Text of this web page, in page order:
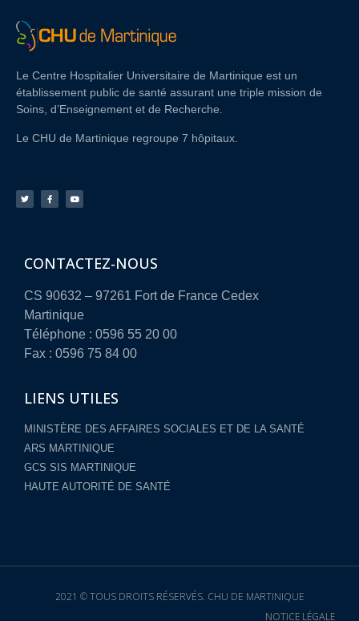
Le Centre Hospitalier Universitaire de Martinique est un
établissement public de santé assurant une triple mission de
Soins, d’Enseignement et de Recherche.
Le CHU de Martinique regroupe 7 hôpitaux.
CONTACTEZ-NOUS
CS 90632 – 97261 Fort de France Cedex
Martinique
Téléphone : 0596 55 20 00
Fax : 0596 75 84 00
LIENS UTILES
MINISTÈRE DES AFFAIRES SOCIALES ET DE LA SANTÉ
ARS MARTINIQUE
GCS SIS MARTINIQUE
HAUTE AUTORITÉ DE SANTÉ
2021 © TOUS DROITS RÉSERVÉS. CHU DE MARTINIQUE
NOTICE LÉGALE